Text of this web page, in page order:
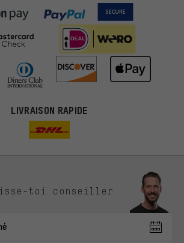
LIVRAISON RAPIDE
toi conseiller
adaptées
au hasard, nous afficherons des offres plus
des offres et des conseils sur mesure.